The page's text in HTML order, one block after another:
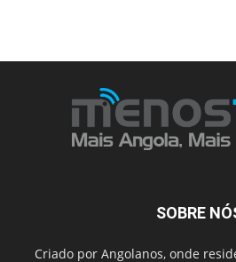
SOBRE
Criado por Angolanos, onde